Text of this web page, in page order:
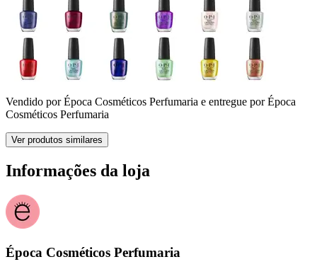
Vendido porÉpoca Cosméticos Perfumaria e entregue por Época
Cosméticos Perfumaria
Ver produtos similares
Informações da loja
Época Cosméticos Perfumaria